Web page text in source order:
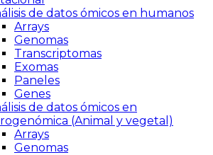
de datos ómicos en humanos
Arrays
Genomas
Transcriptomas
Exomas
Paneles
Genes
de datos ómicos en
(Animal y vegetal)
Arrays
Genomas